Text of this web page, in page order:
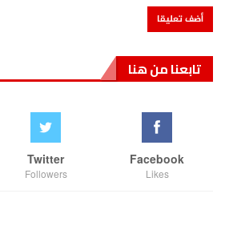
تابعنا من هنا
Facebook
Likes
Twitter
Followers